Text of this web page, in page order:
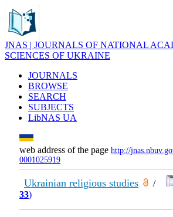
JNAS | JOURNALS OF NATIONAL
SCIENCES OF UKRAINE
JOURNALS
BROWSE
SEARCH
SUBJECTS
LibNAS UA
web address of the page http://
0001025919
Ukrainian religious studies /
33)